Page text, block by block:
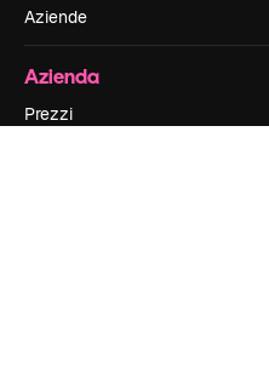
Aziende
Azienda
Prezzi